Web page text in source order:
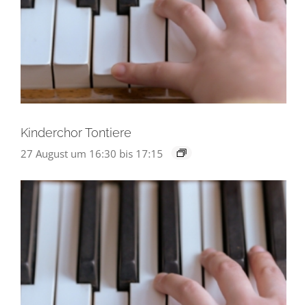
Kinderchor Tontiere
27 August um 16:30 bis 17:15